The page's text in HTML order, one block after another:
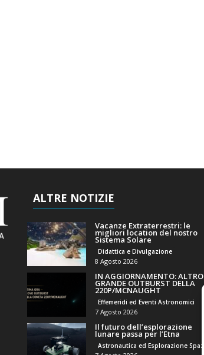
ALTRE NOTIZIE
Vacanze Extraterrestri: le
migliori location del nostro
Sistema Solare
Didattica e Divulgazione
8 Agosto 2026
IN AGGIORNAMENTO: ALTRO
GRANDE OUTBURST DELLA
220P/MCNAUGHT
Effemeridi ed Eventi Astronomici
7 Agosto 2026
Il futuro dell’esplorazione
lunare passa per l’Etna